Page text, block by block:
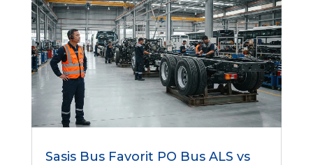
Sasis Bus Favorit PO Bus ALS vs